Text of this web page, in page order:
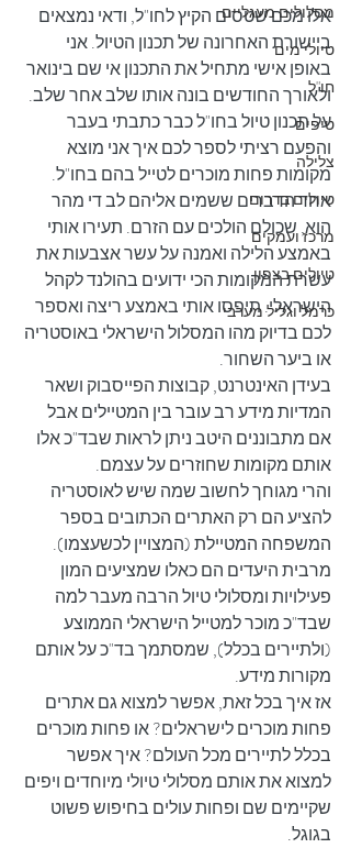
מסלולים מעגליים
טיולי מים
חו"ל
טיפים
צלילה
טיולים בדרום
מרכז ועמקים
טיולים בצפון
כרמל וגליל מערבי
אלו מכם שטסים הקיץ לחו"ל, ודאי נמצאים
ביישורת האחרונה של תכנון הטיול. אני
באופן אישי מתחיל את התכנון אי שם בינואר
ולאורך החודשים בונה אותו שלב אחר שלב.
על תכנון טיול בחו"ל כבר כתבתי בעבר
והפעם רציתי לספר לכם איך אני מוצא
מקומות פחות מוכרים לטייל בהם בחו"ל.
אחד הדברים ששמים אליהם לב די מהר
הוא, שכולם הולכים עם הזרם. תעירו אותי
באמצע הלילה ואמנה על עשר אצבעות את
עשרת המקומות הכי ידועים בהולנד לקהל
הישראלי. תיפסו אותי באמצע ריצה ואספר
לכם בדיוק מהו המסלול הישראלי באוסטריה
או ביער השחור.
בעידן האינטרנט, קבוצות הפייסבוק ושאר
המדיות מידע רב עובר בין המטיילים אבל
אם מתבוננים היטב ניתן לראות שבד"כ אלו
אותם מקומות שחוזרים על עצמם.
והרי מגוחך לחשוב שמה שיש לאוסטריה
להציע הם רק האתרים הכתובים בספר
המשפחה המטיילת (המצויין לכשעצמו).
מרבית היעדים הם כאלו שמציעים המון
פעילויות ומסלולי טיול הרבה מעבר למה
שבד"כ מוכר למטייל הישראלי הממוצע
(ולתיירים בכלל), שמסתמך בד"כ על אותם
מקורות מידע.
אז איך בכל זאת, אפשר למצוא גם אתרים
פחות מוכרים לישראלים? או פחות מוכרים
בכלל לתיירים מכל העולם? איך אפשר
למצוא את אותם מסלולי טיולי מיוחדים ויפים
שקיימים שם ופחות עולים בחיפוש פשוט
בגוגל.